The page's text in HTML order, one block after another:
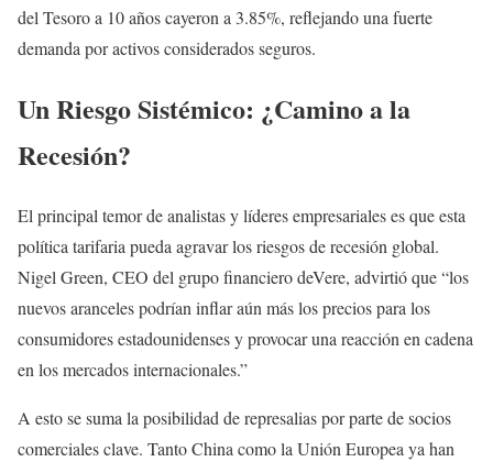
del Tesoro a 10 años cayeron a 3.85%, reflejando una fuerte
demanda por activos considerados seguros.
Un Riesgo Sistémico: ¿Camino a la
Recesión?
El principal temor de analistas y líderes empresariales es que esta
política tarifaria pueda agravar los riesgos de recesión global.
Nigel Green, CEO del grupo financiero deVere, advirtió que “los
nuevos aranceles podrían inflar aún más los precios para los
consumidores estadounidenses y provocar una reacción en cadena
en los mercados internacionales.”
A esto se suma la posibilidad de represalias por parte de socios
comerciales clave. Tanto China como la Unión Europea ya han